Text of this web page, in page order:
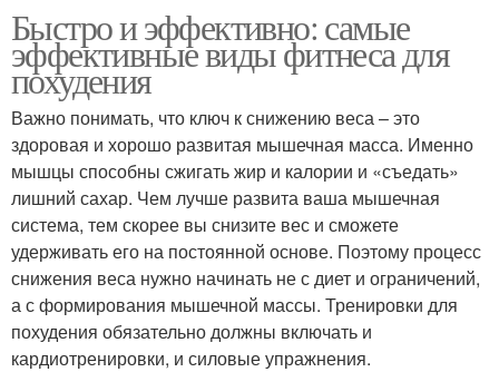
Быстро и эффективно: самые
эффективные виды фитнеса для
похудения
Важно понимать, что ключ к снижению веса – это
здоровая и хорошо развитая мышечная масса. Именно
мышцы способны сжигать жир и калории и «съедать»
лишний сахар. Чем лучше развита ваша мышечная
система, тем скорее вы снизите вес и сможете
удерживать его на постоянной основе. Поэтому процесс
снижения веса нужно начинать не с диет и ограничений,
а с формирования мышечной массы. Тренировки для
похудения обязательно должны включать и
кардиотренировки, и силовые упражнения.